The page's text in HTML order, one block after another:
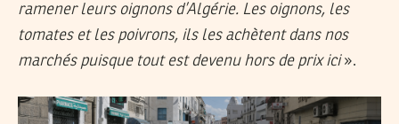
ramener leurs oignons d’Algérie. Les oignons, les
tomates et les poivrons, ils les achètent dans nos
marchés puisque tout est devenu hors de prix ici».